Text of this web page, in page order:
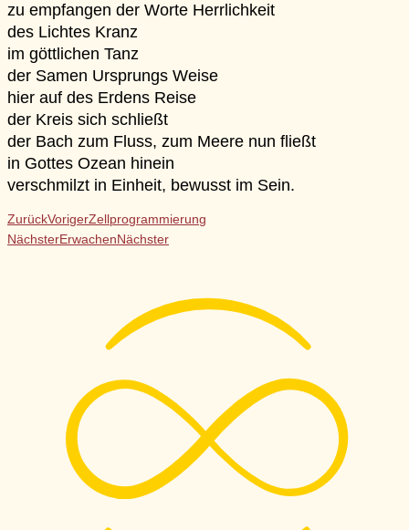
zu empfangen der Worte Herrlichkeit
des Lichtes Kranz
im göttlichen Tanz
der Samen Ursprungs Weise
hier auf des Erdens Reise
der Kreis sich schließt
der Bach zum Fluss, zum Meere nun fließt
in Gottes Ozean hinein
verschmilzt in Einheit, bewusst im Sein.
ZurückVorigerZellprogrammierung
NächsterErwachenNächster